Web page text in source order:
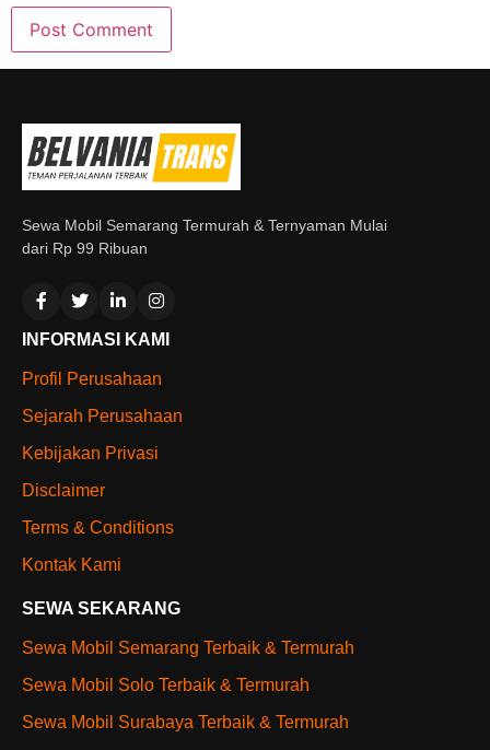
Sewa Mobil Semarang Termurah & Ternyaman Mulai
dari Rp 99 Ribuan
INFORMASI KAMI
Profil Perusahaan
Sejarah Perusahaan
Kebijakan Privasi
Disclaimer
Terms & Conditions
Kontak Kami
SEWA SEKARANG
Sewa Mobil Semarang Terbaik & Termurah
Sewa Mobil Solo Terbaik & Termurah
Sewa Mobil Surabaya Terbaik & Termurah